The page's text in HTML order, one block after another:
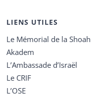
LIENS UTILES
Le Mémorial de la Shoah
Akadem
L’Ambassade d’Israël
Le CRIF
L’OSE